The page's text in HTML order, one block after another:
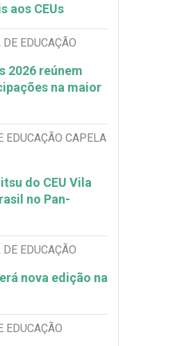
aos CEUs
EDUCAÇÃO
2026 reúnem
na maior
EDUCAÇÃO CAPELA
do CEU Vila
no Pan-
EDUCAÇÃO
nova edição na
EDUCAÇÃO